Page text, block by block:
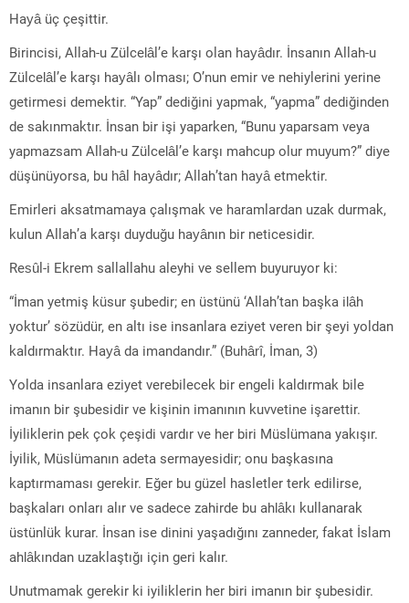
Hayâ üç çeşittir.
Birincisi, Allah-u Zülcelâl’e karşı olan hayâdır. İnsanın Allah-u
Zülcelâl’e karşı hayâlı olması; O’nun emir ve nehiylerini yerine
getirmesi demektir. “Yap” dediğini yapmak, “yapma” dediğinden
de sakınmaktır. İnsan bir işi yaparken, “Bunu yaparsam veya
yapmazsam Allah-u Zülcelâl’e karşı mahcup olur muyum?” diye
düşünüyorsa, bu hâl hayâdır; Allah’tan hayâ etmektir.
Emirleri aksatmamaya çalışmak ve haramlardan uzak durmak,
kulun Allah’a karşı duyduğu hayânın bir neticesidir.
Resûl-i Ekrem sallallahu aleyhi ve sellem buyuruyor ki:
“İman yetmiş küsur şubedir; en üstünü ‘Allah’tan başka ilâh
yoktur’ sözüdür, en altı ise insanlara eziyet veren bir şeyi yoldan
kaldırmaktır. Hayâ da imandandır.” (Buhârî, İman, 3)
Yolda insanlara eziyet verebilecek bir engeli kaldırmak bile
imanın bir şubesidir ve kişinin imanının kuvvetine işarettir.
İyiliklerin pek çok çeşidi vardır ve her biri Müslümana yakışır.
İyilik, Müslümanın adeta sermayesidir; onu başkasına
kaptırmaması gerekir. Eğer bu güzel hasletler terk edilirse,
başkaları onları alır ve sadece zahirde bu ahlâkı kullanarak
üstünlük kurar. İnsan ise dinini yaşadığını zanneder, fakat İslam
ahlâkından uzaklaştığı için geri kalır.
Unutmamak gerekir ki iyiliklerin her biri imanın bir şubesidir.